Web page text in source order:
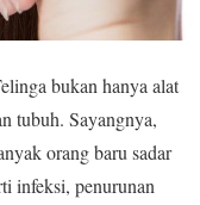
bukan hanya alat
tubuh. Sayangnya,
orang baru sadar
infeksi, penurunan